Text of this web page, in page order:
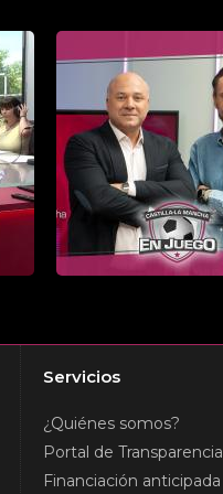
Servicios
¿Quiénes somos?
Portal de Transparencia
Financiación anticipada